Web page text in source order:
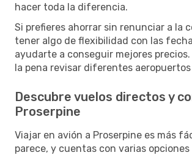
hacer toda la diferencia.
Si prefieres ahorrar sin renunciar a la
tener algo de flexibilidad con las
ayudarte a conseguir mejores
la pena revisar diferentes
Descubre vuelos directos y
Proserpine
Viajar en avión a Proserpine es más
parece, y cuentas con varias